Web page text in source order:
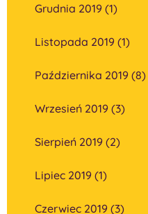
Grudnia 2019 (1)
Listopada 2019 (1)
Października 2019 (8)
Wrzesień 2019 (3)
Sierpień 2019 (2)
Lipiec 2019 (1)
Czerwiec 2019 (3)